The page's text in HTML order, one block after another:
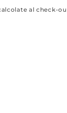
al check-